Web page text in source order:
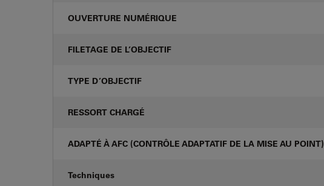
OUVERTURE NUMÉRIQUE
FILETAGE DE L’OBJECTIF
TYPE D’OBJECTIF
RESSORT CHARGÉ
ADAPTÉ À AFC (CONTRÔLE ADAPTATIF DE LA MISE AU POINT)
Techniques